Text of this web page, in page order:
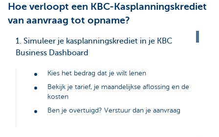
Hoe verloopt een KBC-Kasplanningskrediet
van aanvraag tot opname?
1. Simuleer je kasplanningskrediet in je KBC
Business Dashboard
Kies het bedrag dat je wilt lenen
Bekijk je tarief, je maandelijkse aflossing en de
kosten
Ben je overtuigd? Verstuur dan je aanvraag